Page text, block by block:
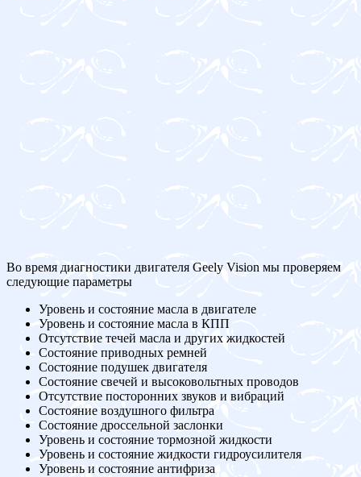
Во время диагностики двигателя Geely Vision мы проверяем
следующие параметры
Уровень и состояние масла в двигателе
Уровень и состояние масла в КПП
Отсутствие течей масла и других жидкостей
Состояние приводных ремней
Состояние подушек двигателя
Состояние свечей и высоковольтных проводов
Отсутствие посторонних звуков и вибраций
Состояние воздушного фильтра
Состояние дроссельной заслонки
Уровень и состояние тормозной жидкости
Уровень и состояние жидкости гидроусилителя
Уровень и состояние антифриза